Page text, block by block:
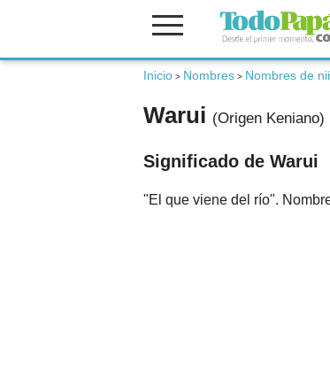
Inicio > Nombres > Nombres de
Warui (Origen Keniano)
Significado de Warui
"El que viene del río".